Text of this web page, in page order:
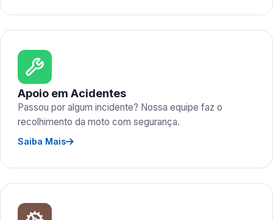
Apoio em Acidentes
Passou por algum incidente? Nossa equipe faz o
recolhimento da moto com segurança.
Saiba Mais